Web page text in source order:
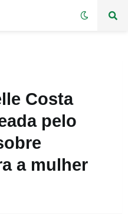
Costa
pelo
a mulher